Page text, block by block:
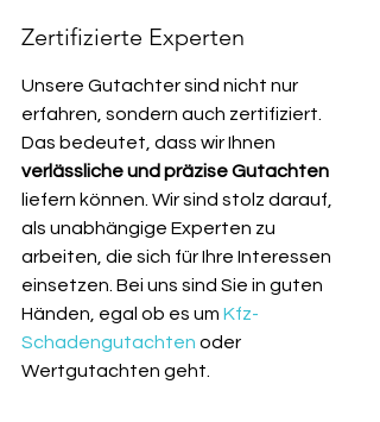
Zertifizierte Experten
Unsere Gutachter sind nicht nur
erfahren, sondern auch zertifiziert.
Das bedeutet, dass wir Ihnen
verlässliche und präzise Gutachten
liefern können. Wir sind stolz darauf,
als unabhängige Experten zu
arbeiten, die sich für Ihre Interessen
einsetzen. Bei uns sind Sie in guten
Händen, egal ob es um Kfz-
Schadengutachten oder
Wertgutachten geht.